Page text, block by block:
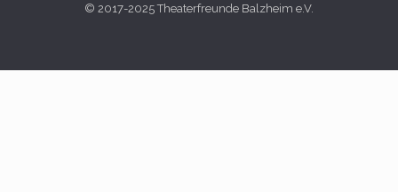
© 2017-2025 Theaterfreunde Balzheim e.V.